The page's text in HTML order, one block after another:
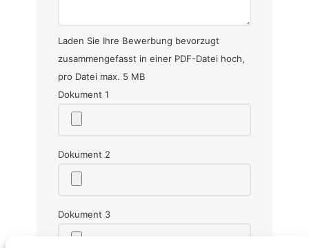
Laden Sie Ihre Bewerbung bevorzugt
zusammengefasst in einer PDF-Datei hoch,
pro Datei max. 5 MB
Dokument 1
Dokument 2
Dokument 3